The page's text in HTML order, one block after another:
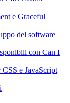
e Graceful
del software
con Can I
CSS e JavaScript